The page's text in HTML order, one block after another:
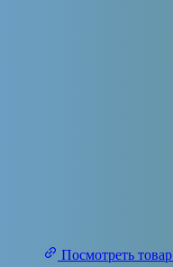
Посмотреть товар